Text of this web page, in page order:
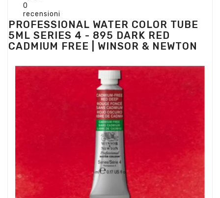
0
recensioni
PROFESSIONAL WATER COLOR TUBE
5ML SERIES 4 - 895 DARK RED
CADMIUM FREE | WINSOR & NEWTON